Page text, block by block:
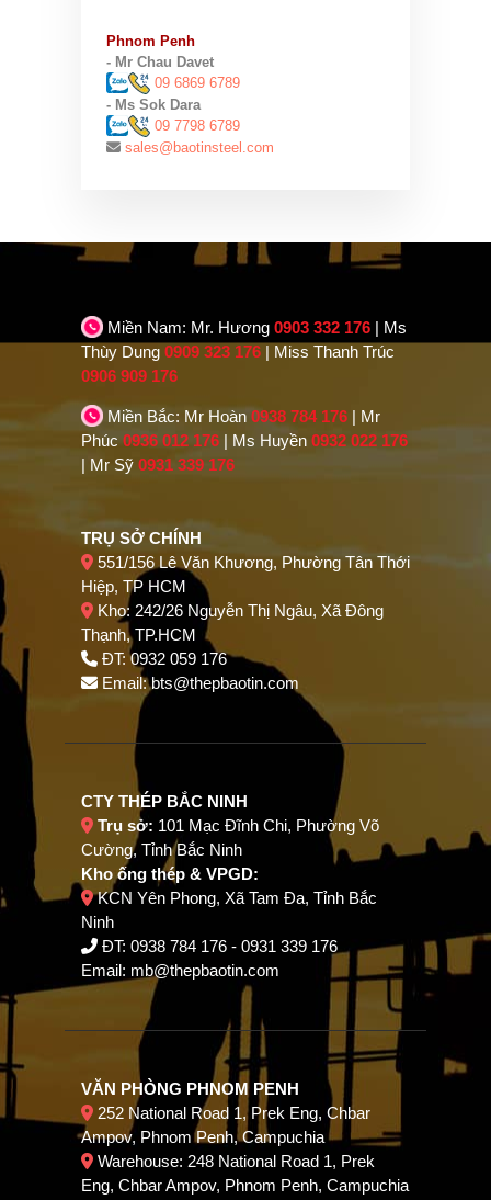
Phnom Penh
- Mr Chau Davet
09 6869 6789
- Ms Sok Dara
09 7798 6789
sales@baotinsteel.com
Miền Nam: Mr. Hương 0903 332 176 | Ms
Thùy Dung 0909 323 176 | Miss Thanh Trúc
0906 909 176
Miền Bắc: Mr Hoàn 0938 784 176 | Mr
Phúc0936 012 176 | Ms Huyền 0932 022 176
| Mr Sỹ 0931 339 176
TRỤ SỞ CHÍNH
551/156 Lê Văn Khương, Phường Tân Thới
Hiệp, TP HCM
Kho: 242/26 Nguyễn Thị Ngâu, Xã Đông
Thạnh, TP.HCM
ĐT: 0932 059 176
Email:bts@thepbaotin.com
CTY THÉP BẮC NINH
Trụ sở: 101 Mạc Đĩnh Chi, Phường Võ
Cường, Tỉnh Bắc Ninh
Kho ống thép & VPGD:
KCN Yên Phong, Xã Tam Đa, Tỉnh Bắc
Ninh
ĐT: 0938 784 176 - 0931 339 176
Email: mb@thepbaotin.com
VĂN PHÒNG PHNOM PENH
252 National Road 1, Prek Eng, Chbar
Ampov, Phnom Penh, Campuchia
Warehouse: 248 National Road 1, Prek
Eng, Chbar Ampov, Phnom Penh, Campuchia